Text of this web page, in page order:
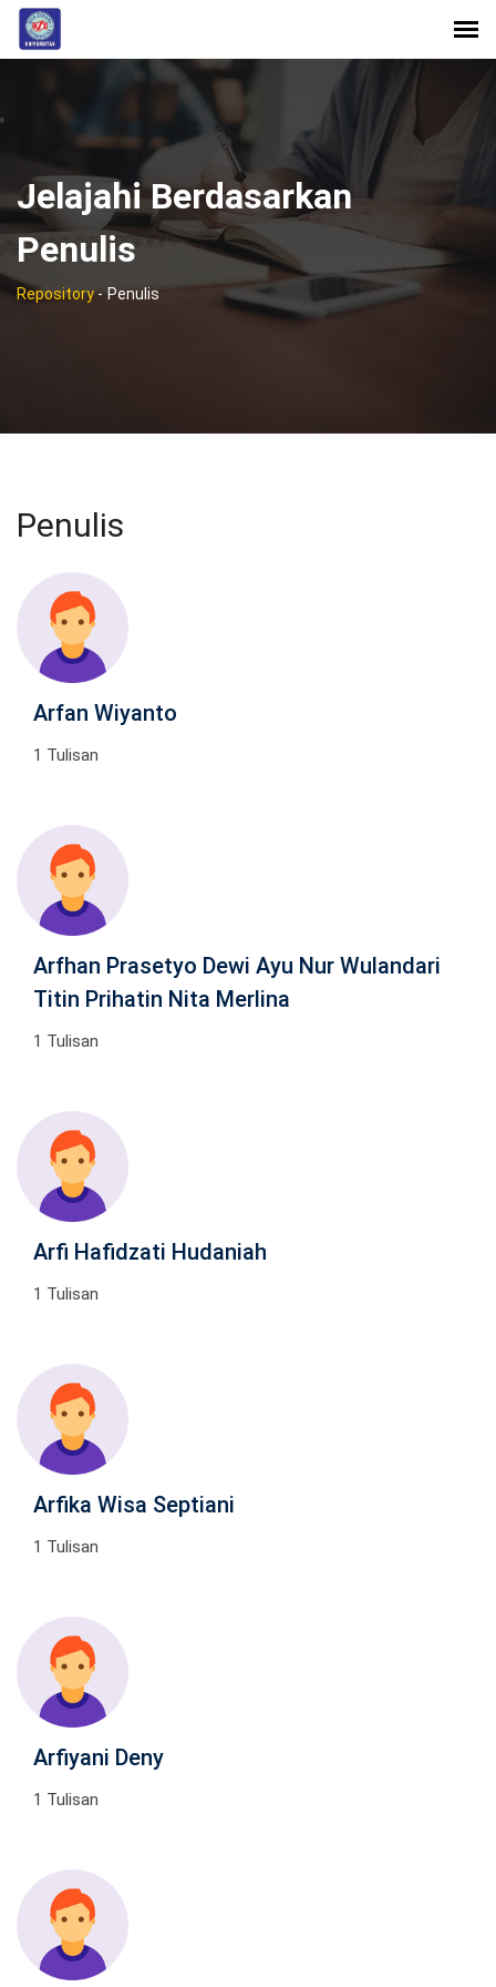
Jelajahi Berdasarkan
Penulis
Repository- Penulis
Penulis
Arfan Wiyanto
1 Tulisan
Arfhan Prasetyo Dewi Ayu Nur Wulandari
Titin Prihatin Nita Merlina
1 Tulisan
Arfi Hafidzati Hudaniah
1 Tulisan
Arfika Wisa Septiani
1 Tulisan
Arfiyani Deny
1 Tulisan